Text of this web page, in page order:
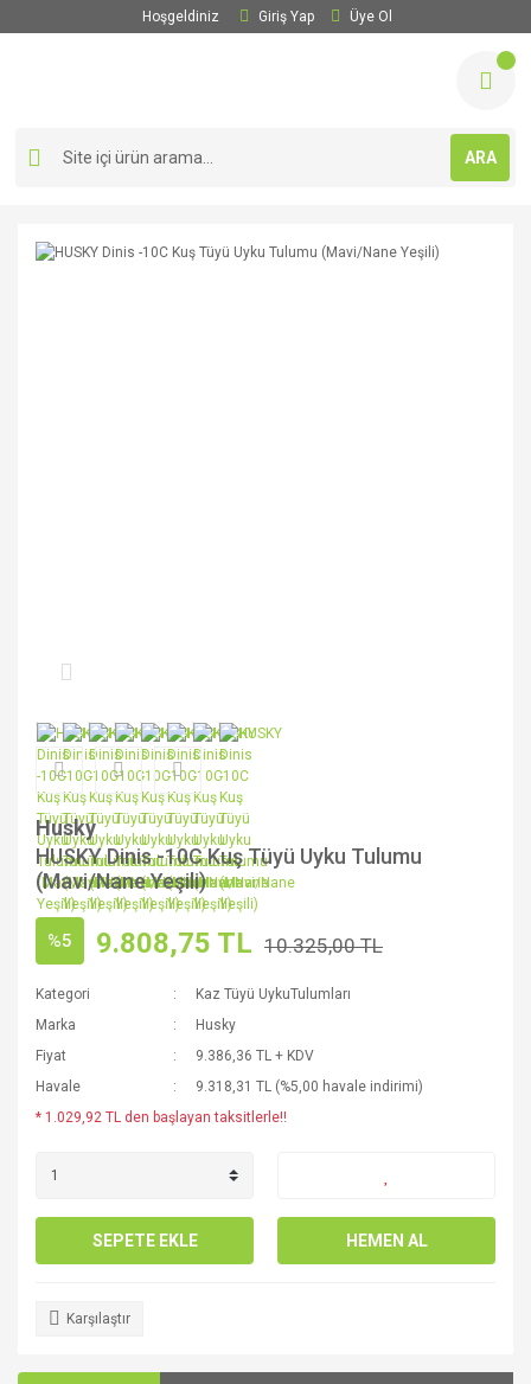
Hoşgeldiniz Giriş Yap Üye Ol
ARA
Husky
HUSKY Dinis -10C Kuş Tüyü Uyku Tulumu
(Mavi/Nane Yeşili)
%5 9.808,75 TL 10.325,00 TL
Kategori
Kaz Tüyü UykuTulumları
Marka
Husky
Fiyat
9.386,36 TL + KDV
Havale
9.318,31 TL (%5,00 havale indirimi)
* 1.029,92 TL den başlayan taksitlerle!!
SEPETE EKLE HEMEN AL
Karşılaştır